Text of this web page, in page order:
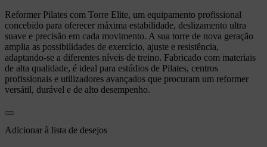
Reformer Pilates com Torre Elite, um equipamento profissional
concebido para oferecer máxima estabilidade, deslizamento ultra
suave e precisão em cada movimento. A sua torre de nova geração
amplia as possibilidades de exercício, ajuste e resistência,
adaptando-se a diferentes níveis de treino. Fabricado com materiais
de alta qualidade, é ideal para estúdios de Pilates, centros
profissionais e utilizadores avançados que procuram um reformer
versátil, durável e de alto desempenho.
Adicionar à lista de desejos